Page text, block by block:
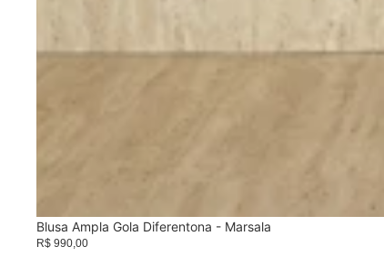
Blusa Ampla Gola Diferentona - Marsala
R$ 990,00